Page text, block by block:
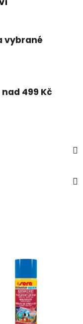
vybrané
499 Kč